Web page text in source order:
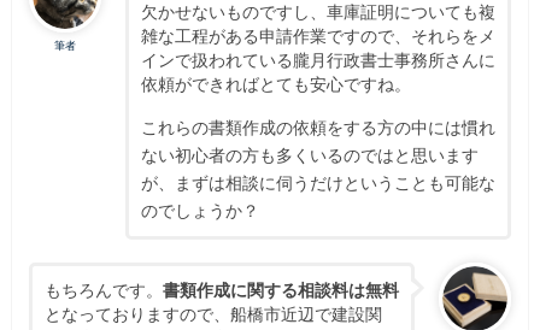
筆者
欠かせないものですし、車庫証明についても複
雑な工程がある申請作業ですので、それらをメ
インで扱われている朧月行政書士事務所さんに
依頼ができればとても安心ですね。
これらの書類作成の依頼をする方の中には慣れ
ない初心者の方も多くいるのではと思います
が、まずは相談に伺うだけということも可能な
のでしょうか？
もちろんです。 書類作成に関する相談料は無料
となっておりますので、船橋市近辺で建設関